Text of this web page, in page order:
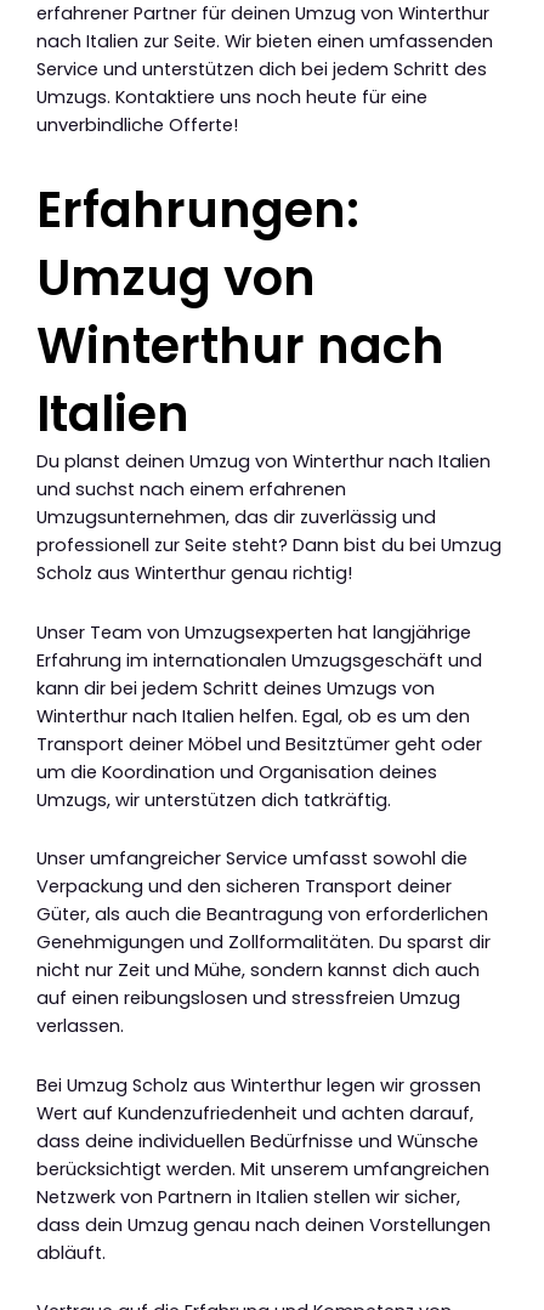
erfahrener Partner für deinen Umzug von Winterthur
nach Italien zur Seite. Wir bieten einen umfassenden
Service und unterstützen dich bei jedem Schritt des
Umzugs. Kontaktiere uns noch heute für eine
unverbindliche Offerte!
Erfahrungen:
Umzug von
Winterthur nach
Italien
Du planst deinen Umzug von Winterthur nach Italien
und suchst nach einem erfahrenen
Umzugsunternehmen, das dir zuverlässig und
professionell zur Seite steht? Dann bist du bei Umzug
Scholz aus Winterthur genau richtig!
Unser Team von Umzugsexperten hat langjährige
Erfahrung im internationalen Umzugsgeschäft und
kann dir bei jedem Schritt deines Umzugs von
Winterthur nach Italien helfen. Egal, ob es um den
Transport deiner Möbel und Besitztümer geht oder
um die Koordination und Organisation deines
Umzugs, wir unterstützen dich tatkräftig.
Unser umfangreicher Service umfasst sowohl die
Verpackung und den sicheren Transport deiner
Güter, als auch die Beantragung von erforderlichen
Genehmigungen und Zollformalitäten. Du sparst dir
nicht nur Zeit und Mühe, sondern kannst dich auch
auf einen reibungslosen und stressfreien Umzug
verlassen.
Bei Umzug Scholz aus Winterthur legen wir grossen
Wert auf Kundenzufriedenheit und achten darauf,
dass deine individuellen Bedürfnisse und Wünsche
berücksichtigt werden. Mit unserem umfangreichen
Netzwerk von Partnern in Italien stellen wir sicher,
dass dein Umzug genau nach deinen Vorstellungen
abläuft.